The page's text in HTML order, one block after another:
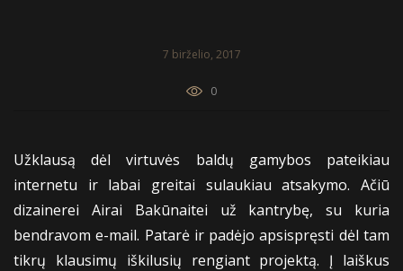
7 birželio, 2017
0
Užklausą dėl virtuvės baldų gamybos pateikiau
internetu ir labai greitai sulaukiau atsakymo. Ačiū
dizainerei Airai Bakūnaitei už kantrybę, su kuria
bendravom e-mail. Patarė ir padėjo apsispręsti dėl tam
tikrų klausimų iškilusių rengiant projektą. Į laiškus